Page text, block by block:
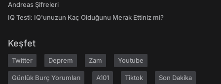
Andreas Şifreleri
IQ Testi: IQ'unuzun Kaç Olduğunu Merak Ettiniz mi?
Keşfet
Twitter Deprem Zam Youtube
Günlük Burç Yorumları A101 Tiktok Son Dakika